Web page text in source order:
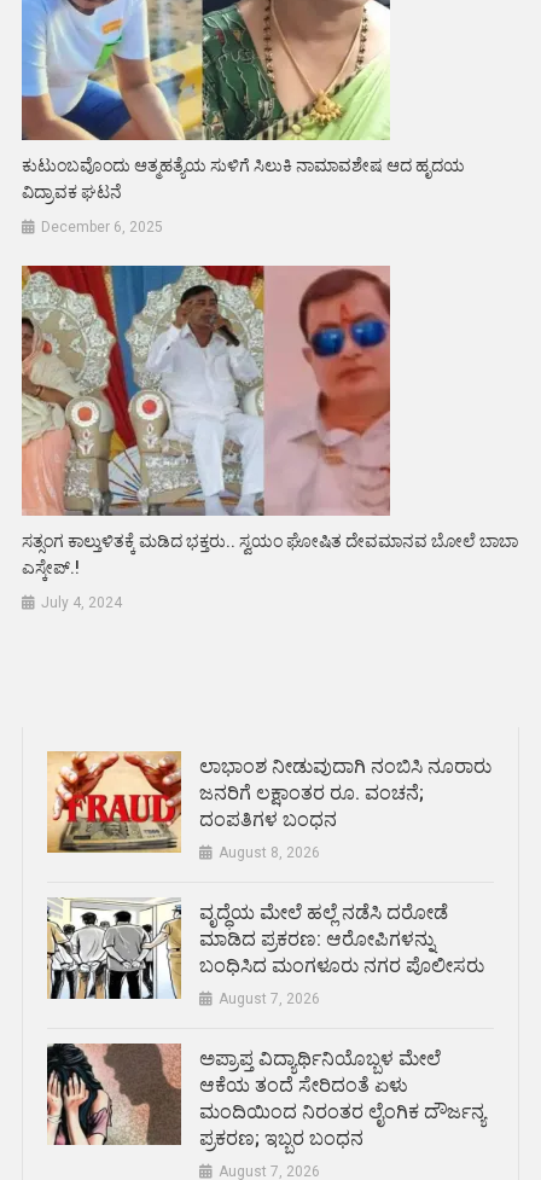
ಕುಟುಂಬವೊಂದು ಆತ್ಮಹತ್ಯೆಯ ಸುಳಿಗೆ ಸಿಲುಕಿ ನಾಮಾವಶೇಷ ಆದ ಹೃದಯ
ವಿದ್ರಾವಕ ಘಟನೆ
December 6, 2025
ಸತ್ಸಂಗ ಕಾಲ್ತುಳಿತಕ್ಕೆ ಮಡಿದ ಭಕ್ತರು.. ಸ್ವಯಂ ಘೋಷಿತ ದೇವಮಾನವ ಬೋಲೆ ಬಾಬಾ
ಎಸ್ಕೇಪ್.!
July 4, 2024
ಲಾಭಾಂಶ ನೀಡುವುದಾಗಿ ನಂಬಿಸಿ ನೂರಾರು
ಜನರಿಗೆ ಲಕ್ಷಾಂತರ ರೂ. ವಂಚನೆ;
ದಂಪತಿಗಳ ಬಂಧನ
August 8, 2026
ವೃದ್ಧೆಯ ಮೇಲೆ ಹಲ್ಲೆ ನಡೆಸಿ ದರೋಡೆ
ಮಾಡಿದ ಪ್ರಕರಣ: ಆರೋಪಿಗಳನ್ನು
ಬಂಧಿಸಿದ ಮಂಗಳೂರು ನಗರ ಪೊಲೀಸರು
August 7, 2026
ಅಪ್ರಾಪ್ತ ವಿದ್ಯಾರ್ಥಿನಿಯೊಬ್ಬಳ ಮೇಲೆ
ಆಕೆಯ ತಂದೆ ಸೇರಿದಂತೆ ಏಳು
ಮಂದಿಯಿಂದ ನಿರಂತರ ಲೈಂಗಿಕ ದೌರ್ಜನ್ಯ
ಪ್ರಕರಣ; ಇಬ್ಬರ ಬಂಧನ
August 7, 2026